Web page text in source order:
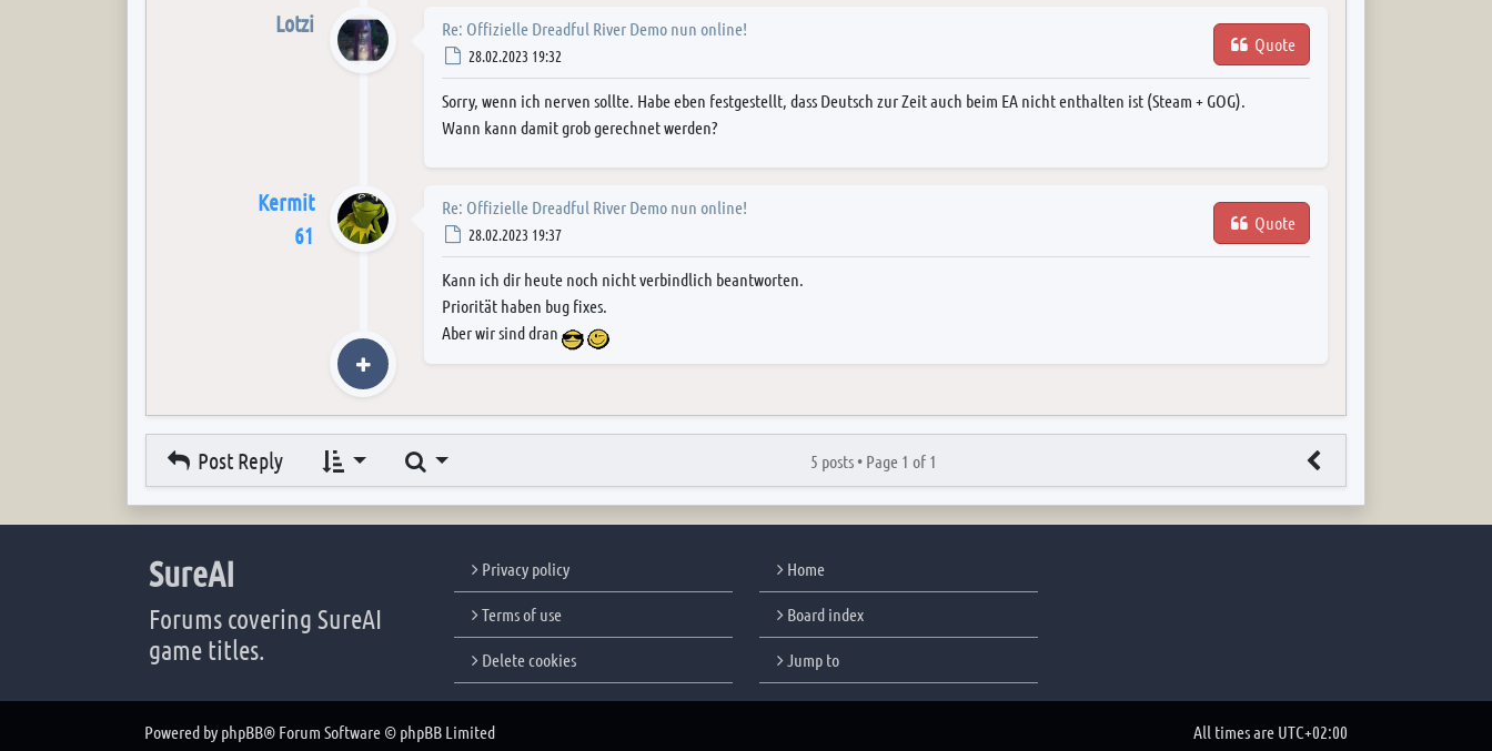
Lotzi
Re: Offizielle Dreadful River Demo nun online!
Post
28.02.2023 19:32
Quote
Sorry, wenn ich nerven sollte. Habe eben festgestellt, dass Deutsch zur Zeit auch beim EA nicht enthalten ist (Steam + GOG).
Wann kann damit grob gerechnet werden?
Kermit
61
Re: Offizielle Dreadful River Demo nun online!
Post
28.02.2023 19:37
Quote
Kann ich dir heute noch nicht verbindlich beantworten.
Priorität haben bug fixes.
Aber wir sind dran
Post Reply Search 5 posts • Page 1 of 1
SureAI
Forums covering SureAI
game titles.
Privacy policy
Terms of use
Delete cookies
Home
Board index
Jump to
Powered by phpBB® Forum Software © phpBB Limited All times are UTC+02:00